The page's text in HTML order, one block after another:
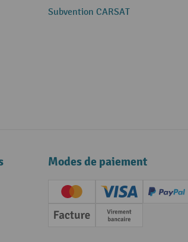
Subvention CARSAT
Modes de paiement
Creditcard (Master)Creditcard (Visa)
PayPal
Facture Paiement anticipé